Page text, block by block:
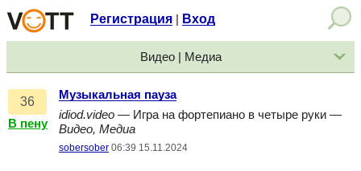
Регистрация Вход
Видео | Медиа
36
В пену
Музыкальная пауза
idiod.video — Игра на фортепиано в четыре руки —
Видео, Медиа
sobersober 06:39 15.11.2024